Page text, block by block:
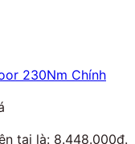
230Nm Chính
tại là: 8.448.000₫.